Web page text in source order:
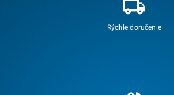
Rýchle doručenie